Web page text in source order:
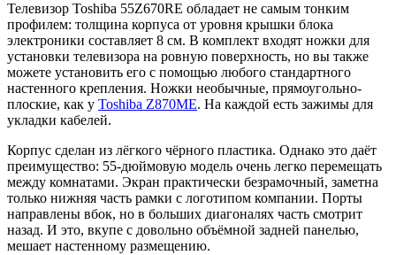
Телевизор Toshiba 55Z670RE обладает не самым тонким
профилем: толщина корпуса от уровня крышки блока
электроники составляет 8 см. В комплект входят ножки для
установки телевизора на ровную поверхность, но вы также
можете установить его с помощью любого стандартного
настенного крепления. Ножки необычные, прямоугольно-
плоские, как у Toshiba Z870ME. На каждой есть зажимы для
укладки кабелей.
Корпус сделан из лёгкого чёрного пластика. Однако это даёт
преимущество: 55-дюймовую модель очень легко перемещать
между комнатами. Экран практически безрамочный, заметна
только нижняя часть рамки с логотипом компании. Порты
направлены вбок, но в больших диагоналях часть смотрит
назад. И это, вкупе с довольно объёмной задней панелью,
мешает настенному размещению.